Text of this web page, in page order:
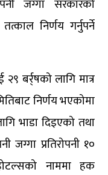
जग्गा सरकारको
निर्णय गर्नुपर्ने
बर्र्षको लागि मात्र
निर्णय भएकोमा
भाडा दिइएको तथा
जग्गा प्रतिरोपनी १०
नाममा हक